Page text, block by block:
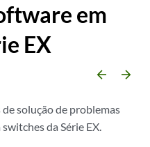
em
EX
arrow_backward arrow_forward
solução de problemas
da Série EX.